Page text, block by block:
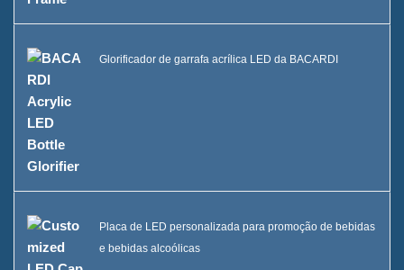
Glorificador de garrafa acrílica LED da BACARDI
Placa de LED personalizada para promoção de bebidas
e bebidas alcoólicas